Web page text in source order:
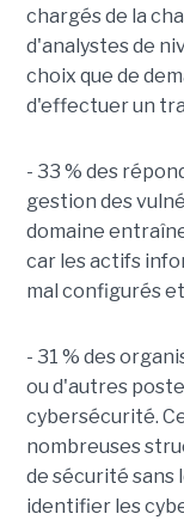
chargés de la
d'analystes de
choix que de
d'effectuer un
- 33 % des
gestion des
domaine
car les actifs
mal configurés
- 31 % des
ou d'autres
cybersécurité.
nombreuses
de sécurité sans
identifier les